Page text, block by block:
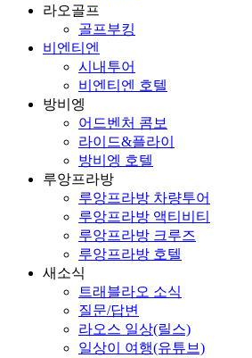
라오골프
골프부킹
비엔티엔
시내투어
비엔티엔 호텔
방비엥
어드벤처 콤보
라이드&플라이
방비엥 호텔
루앙프라방
루앙프라방 차량투어
루앙프라방 액티비티
루앙프라방 크루즈
루앙프라방 호텔
새소식
트래블라오 소식
질문/답변
라오스 일상(릴스)
일상이 여행(유튜브)